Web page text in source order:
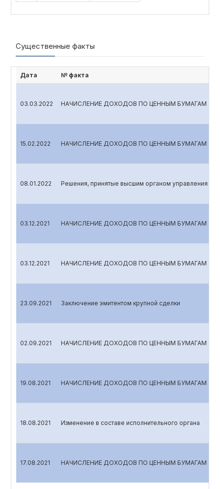
Существенные факты
Дата № факта
03.03.2022 НАЧИСЛЕНИЕ ДОХОДОВ ПО ЦЕННЫМ БУМАГАМ
15.02.2022 НАЧИСЛЕНИЕ ДОХОДОВ ПО ЦЕННЫМ БУМАГАМ
08.01.2022 Решения, принятые высшим органом управления
03.12.2021 НАЧИСЛЕНИЕ ДОХОДОВ ПО ЦЕННЫМ БУМАГАМ
03.12.2021 НАЧИСЛЕНИЕ ДОХОДОВ ПО ЦЕННЫМ БУМАГАМ
23.09.2021 Заключение эмитентом крупной сделки
02.09.2021 НАЧИСЛЕНИЕ ДОХОДОВ ПО ЦЕННЫМ БУМАГАМ
19.08.2021 НАЧИСЛЕНИЕ ДОХОДОВ ПО ЦЕННЫМ БУМАГАМ
18.08.2021 Изменение в составе исполнительного органа
17.08.2021 НАЧИСЛЕНИЕ ДОХОДОВ ПО ЦЕННЫМ БУМАГАМ